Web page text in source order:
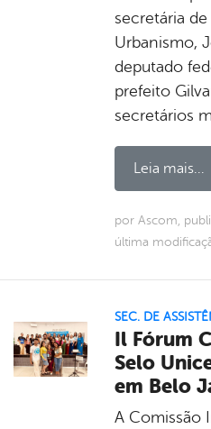
secretária
Urbanismo,
deputado
prefeito
secretários
Leia mais...
por Ascom,
última
SEC. DE
Il Fórum
Selo
em Belo
A Comissão